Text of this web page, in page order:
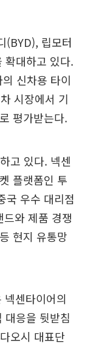
(BYD), 립모터
확대하고 있다.
신차용 타이
시장에서 기
평가받는다.
고 있다. 넥센
플랫폼인 투
국 우수 대리점
와 제품 경쟁
현지 유통망
센타이어의
대응을 뒷받침
오시 대표단